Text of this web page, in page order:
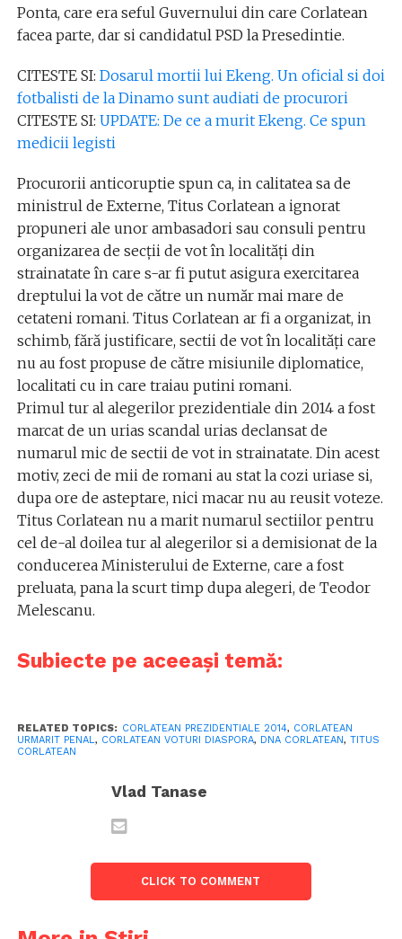
Ponta, care era seful Guvernului din care Corlatean
facea parte, dar si candidatul PSD la Presedintie.
CITESTE SI: Dosarul mortii lui Ekeng. Un oficial si doi
fotbalisti de la Dinamo sunt audiati de procurori
CITESTE SI: UPDATE: De ce a murit Ekeng. Ce spun
medicii legisti
Procurorii anticoruptie spun ca, in calitatea sa de
ministrul de Externe, Titus Corlatean a ignorat
propuneri ale unor ambasadori sau consuli pentru
organizarea de secții de vot în localități din
strainatate în care s-ar fi putut asigura exercitarea
dreptului la vot de către un număr mai mare de
cetateni romani. Titus Corlatean ar fi a organizat, in
schimb, fără justificare, sectii de vot în localități care
nu au fost propuse de către misiunile diplomatice,
localitati cu in care traiau putini romani.
Primul tur al alegerilor prezidentiale din 2014 a fost
marcat de un urias scandal urias declansat de
numarul mic de sectii de vot in strainatate. Din acest
motiv, zeci de mii de romani au stat la cozi uriase si,
dupa ore de asteptare, nici macar nu au reusit voteze.
Titus Corlatean nu a marit numarul sectiilor pentru
cel de-al doilea tur al alegerilor si a demisionat de la
conducerea Ministerului de Externe, care a fost
preluata, pana la scurt timp dupa alegeri, de Teodor
Melescanu.
Subiecte pe aceeași temă:
RELATED TOPICS: CORLATEAN PREZIDENTIALE 2014, CORLATEAN
URMARIT PENAL, CORLATEAN VOTURI DIASPORA, DNA CORLATEAN, TITUS
CORLATEAN
Vlad Tanase
CLICK TO COMMENT